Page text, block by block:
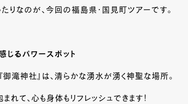
りなのが、今回の福島県・国見町ツアーです。
るパワースポット
御滝神社』は、清らかな湧水が湧く神聖な場所。
れて、心も身体もリフレッシュできます！